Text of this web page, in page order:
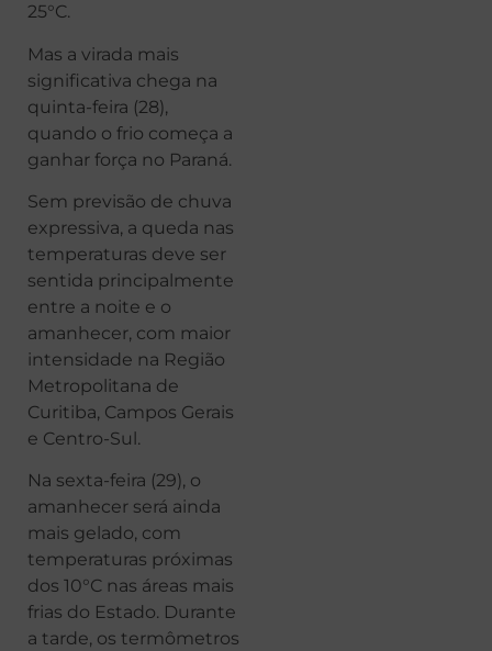
25°C.
Mas a virada mais
significativa chega na
quinta-feira (28),
quando o frio começa a
ganhar força no Paraná.
Sem previsão de chuva
expressiva, a queda nas
temperaturas deve ser
sentida principalmente
entre a noite e o
amanhecer, com maior
intensidade na Região
Metropolitana de
Curitiba, Campos Gerais
e Centro-Sul.
Na sexta-feira (29), o
amanhecer será ainda
mais gelado, com
temperaturas próximas
dos 10°C nas áreas mais
frias do Estado. Durante
a tarde, os termômetros